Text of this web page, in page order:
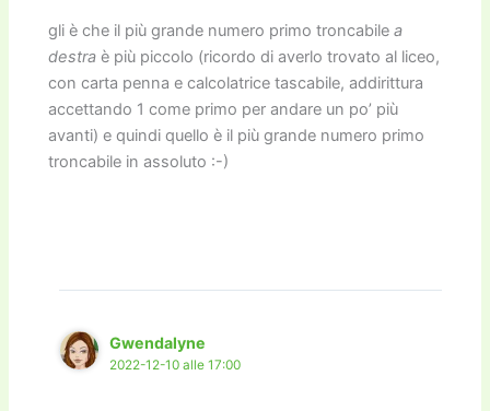
gli è che il più grande numero primo troncabilea
destra è più piccolo (ricordo di averlo trovato al liceo,
con carta penna e calcolatrice tascabile, addirittura
accettando 1 come primo per andare un po’ più
avanti) e quindi quello è il più grande numero primo
troncabile in assoluto :-)
Gwendalyne
2022-12-10 alle 17:00